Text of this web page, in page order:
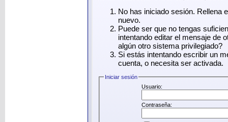
No has iniciado sesión. Rellena
nuevo.
Puede ser que no tengas
intentando editar el mensaje de
algún otro sistema privilegiado?
Si estás intentando escribir un
cuenta, o necesita ser activada.
Iniciar sesión
Usuario:
Contraseña: